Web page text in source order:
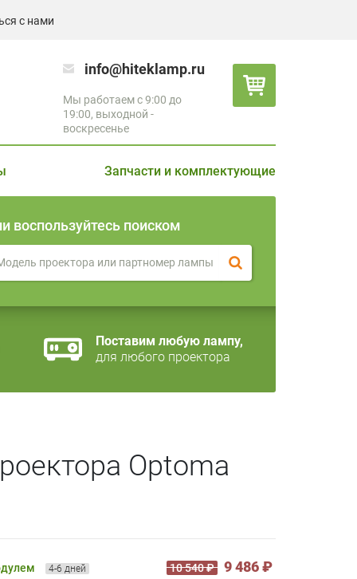
с нами
info@hiteklamp.ru
Мы работаем с 9:00 до
19:00, выходной -
воскресенье
Запчасти и комплектующие
воспользуйтесь поиском
Поставим любую лампу,
для любого проектора
Optoma
4-6 дней 10 540 ₽ 9 486 ₽